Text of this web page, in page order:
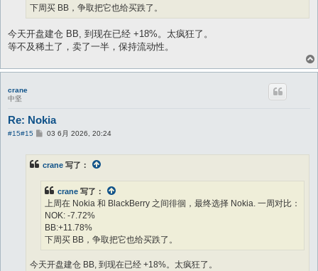
下周买 BB，争取把它也给买跌了。
今天开盘建仓 BB, 到现在已经 +18%。太疯狂了。
等不及稀土了，卖了一半，保持流动性。
crane
中坚
Re: Nokia
#15#15
帖
03 6月 2026, 20:24
crane 写了：
crane 写了：
上周在 Nokia 和 BlackBerry 之间徘徊，最终选择 Nokia. 一周对比：
NOK: -7.72%
BB:+11.78%
下周买 BB，争取把它也给买跌了。
今天开盘建仓 BB, 到现在已经 +18%。太疯狂了。